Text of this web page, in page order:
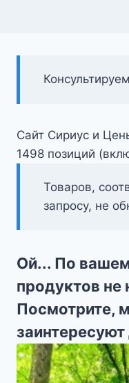
Сайт Сириус и
1498 позиций
Товаров,
запросу, не
Ой... По
продуктов не
Посмотрите,